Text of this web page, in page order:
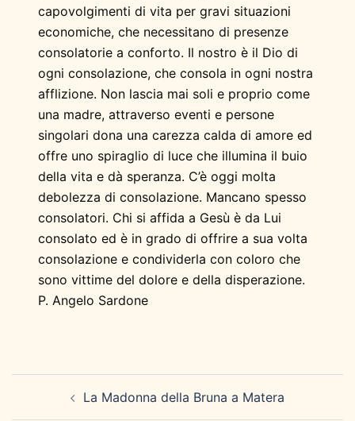
capovolgimenti di vita per gravi situazioni
economiche, che necessitano di presenze
consolatorie a conforto. Il nostro è il Dio di
ogni consolazione, che consola in ogni nostra
afflizione. Non lascia mai soli e proprio come
una madre, attraverso eventi e persone
singolari dona una carezza calda di amore ed
offre uno spiraglio di luce che illumina il buio
della vita e dà speranza. C’è oggi molta
debolezza di consolazione. Mancano spesso
consolatori. Chi si affida a Gesù è da Lui
consolato ed è in grado di offrire a sua volta
consolazione e condividerla con coloro che
sono vittime del dolore e della disperazione.
P. Angelo Sardone
articolo La Madonna della Bruna a Matera